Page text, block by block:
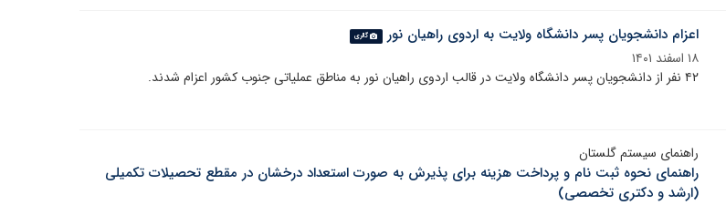
اعزام دانشجویان پسر دانشگاه ولایت به اردوی راهیان نور گالری
۱۸ اسفند ۱۴۰۱
۴۲ نفر از دانشجویان پسر دانشگاه ولایت در قالب اردوی راهیان نور به مناطق عملیاتی جنوب کشور اعزام شدند.
راهنمای سیستم گلستان
راهنمای نحوه ثبت نام و پرداخت هزینه برای پذیرش به صورت استعداد درخشان در مقطع تحصیلات تکمیلی
(ارشد و دکتری تخصصی)